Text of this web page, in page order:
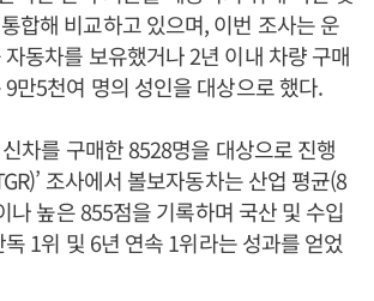
합해 비교하고 있으며, 이번 조사는 운
동차를 보유했거나 2년 이내 차량 구매
만5천여 명의 성인을 대상으로 했다.
차를 구매한 8528명을 대상으로 진행
조사에서 볼보자동차는 산업 평균(8
나 높은 855점을 기록하며 국산 및 수입
1위 및 6년 연속 1위라는 성과를 얻었